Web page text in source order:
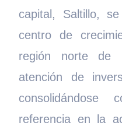
capital, Saltillo,
centro de
región norte de
atención de
referencia en la